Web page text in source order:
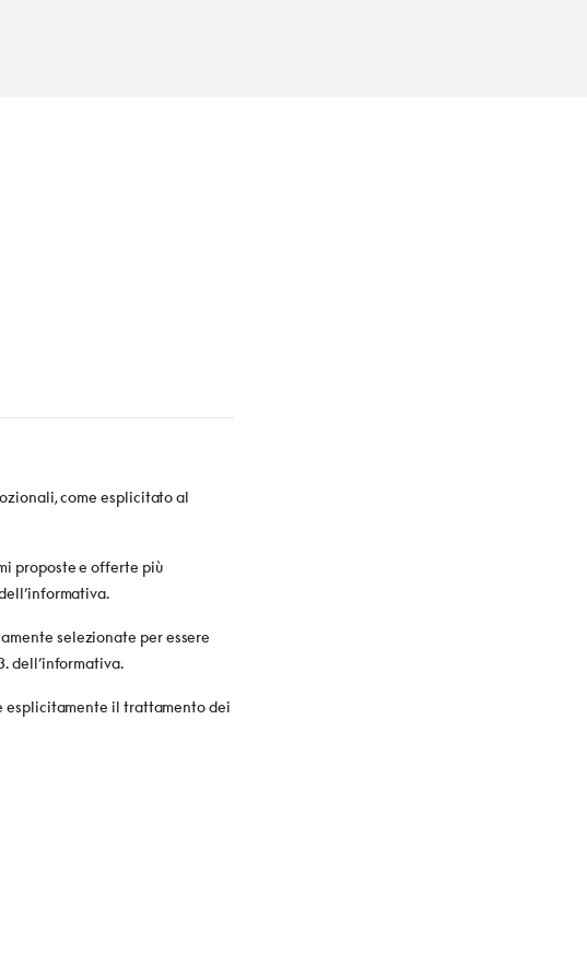
come esplicitato al
proposte e offerte più
selezionate per essere
dell’informativa.
esplicitamente il trattamento dei